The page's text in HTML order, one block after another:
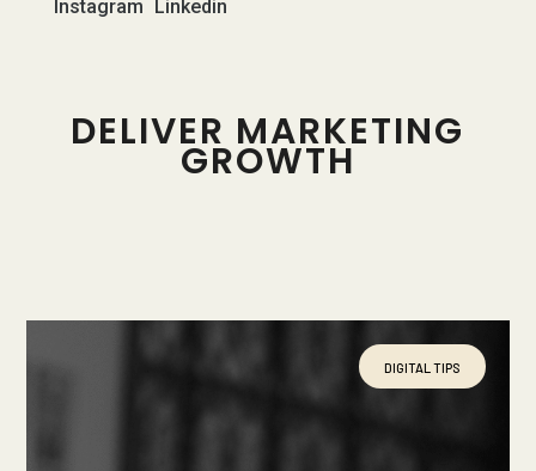
Instagram Linkedin
DELIVER MARKETING
GROWTH
DIGITAL TIPS